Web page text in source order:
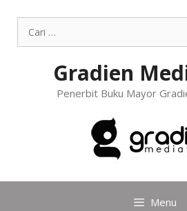
Gradien
Penerbit Buku Mayor
Menu